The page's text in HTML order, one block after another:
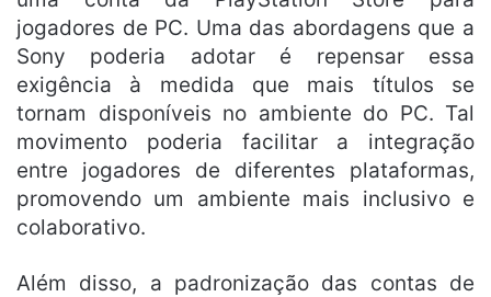
jogadores de PC. Uma das abordagens que a
Sony poderia adotar é repensar essa
exigência à medida que mais títulos se
tornam disponíveis no ambiente do PC. Tal
movimento poderia facilitar a integração
entre jogadores de diferentes plataformas,
promovendo um ambiente mais inclusivo e
colaborativo.
Além disso, a padronização das contas de